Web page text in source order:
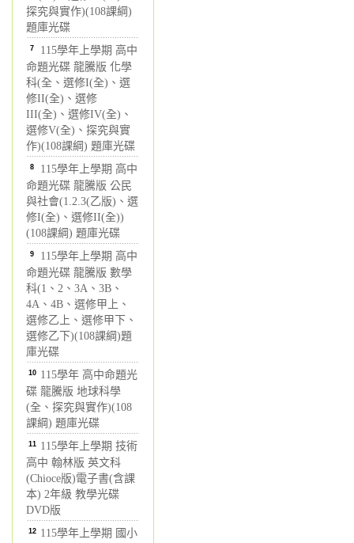
探究與實作)(108課綱)
題庫光碟
7 115學年上學期 高中
命題光碟 龍騰版 化學
科(全、選修I(全)、選
修II(全)、選修
III(全)、選修IV(全)、
選修V(全)、探究與實
作)(108課綱) 題庫光碟
8 115學年上學期 高中
命題光碟 龍騰版 公民
與社會(1.2.3(乙版)、選
修I(全)、選修II(全))
(108課綱) 題庫光碟
9 115學年上學期 高中
命題光碟 龍騰版 數學
科(1、2、3A、3B、
4A、4B、選修甲上、
選修乙上、選修甲下、
選修乙下)(108課綱)題
庫光碟
10 115學年 高中命題光
碟 龍騰版 地球科學
(全、探究與實作)(108
課綱) 題庫光碟
11 115學年上學期 技術
高中 翰林版 英文科
(Chioce版)電子書(含課
本) 2年級 教學光碟
DVD版
12 115學年上學期 國小